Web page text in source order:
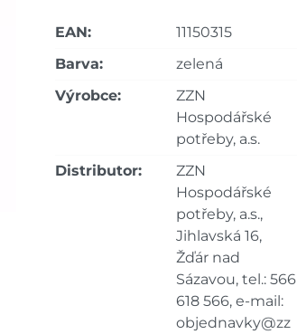
EAN:
11150315
Barva:
zelená
Výrobce:
ZZN
Hospodářské
potřeby, a.s.
Distributor:
ZZN
Hospodářské
potřeby, a.s.,
Jihlavská 16,
Žďár nad
Sázavou, tel.: 566
618 566, e-mail:
objednavky@zz